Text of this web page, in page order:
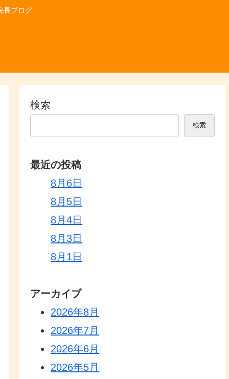
長ブログ
検索
検索
最近の投稿
8月6日
8月5日
8月4日
8月3日
8月1日
アーカイブ
2026年8月
2026年7月
2026年6月
2026年5月